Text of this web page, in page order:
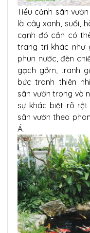
Tiểu cảnh sân
là cây xanh, suối,
cạnh đó cần có
trang trí khác như
phun nước, đèn
gạch gốm, tranh
bức tranh thiên
sân vườn trong và
sự khác biệt rõ
sân vườn theo
Á.